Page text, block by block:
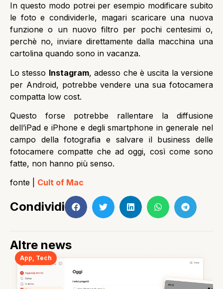
In questo modo potrei per esempio modificare subito
le foto e condividerle, magari scaricare una nuova
funzione o un nuovo filtro per pochi centesimi o,
perchè no, inviare direttamente dalla macchina una
cartolina quando sono in vacanza.
Lo stesso Instagram, adesso che è uscita la versione
per Android, potrebbe vendere una sua fotocamera
compatta low cost.
Questo forse potrebbe rallentare la diffusione
dell’iPad e iPhone e degli smartphone in generale nel
campo della fotografia e salvare il business delle
fotocamere compatte che ad oggi, così come sono
fatte, non hanno più senso.
fonte | Cult of Mac
Condividi
Altre news
App Tech